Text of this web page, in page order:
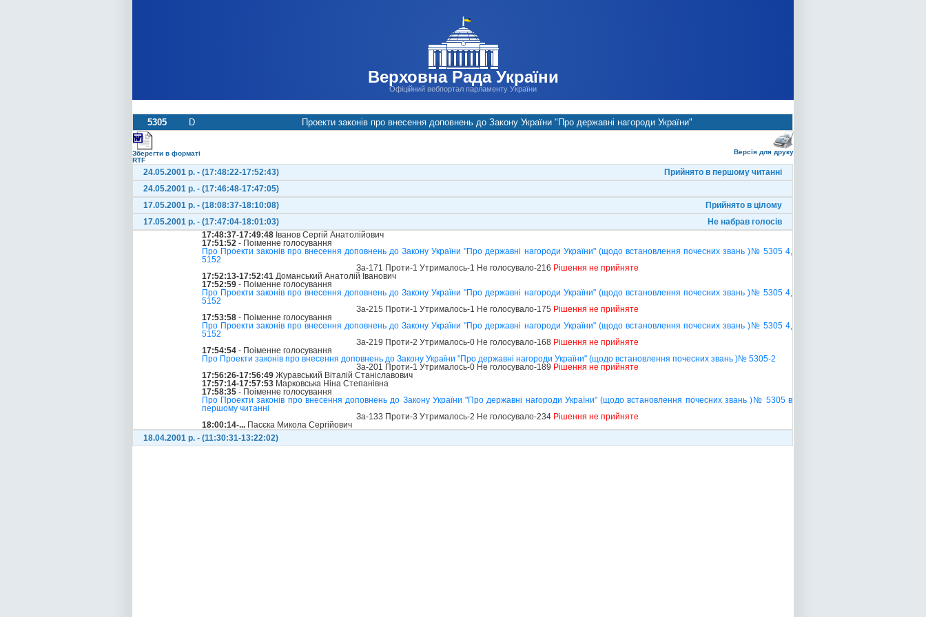
Верховна Рада України
Офіційний вебпортал парламенту України
5305 D Проекти законів про внесення доповнень до Закону України "Про державні нагороди України"
Зберегти в форматі
RTF
Версія для друку
24.05.2001 р. - (17:48:22-17:52:43)
Прийнято в першому читанні
24.05.2001 р. - (17:46:48-17:47:05)
17.05.2001 р. - (18:08:37-18:10:08)
Прийнято в цілому
17.05.2001 р. - (17:47:04-18:01:03)
Не набрав голосів
17:48:37-17:49:48 Іванов Сергій Анатолійович
17:51:52 - Поіменне голосування
Про Проекти законів про внесення доповнень до Закону України "Про державні нагороди України" (щодо встановлення почесних звань )№ 5305 4,
5152
За-171 Проти-1 Утрималось-1 Не голосувало-216 Рішення не прийняте
17:52:13-17:52:41 Доманський Анатолій Іванович
17:52:59 - Поіменне голосування
Про Проекти законів про внесення доповнень до Закону України "Про державні нагороди України" (щодо встановлення почесних звань )№ 5305 4,
5152
За-215 Проти-1 Утрималось-1 Не голосувало-175 Рішення не прийняте
17:53:58 - Поіменне голосування
Про Проекти законів про внесення доповнень до Закону України "Про державні нагороди України" (щодо встановлення почесних звань )№ 5305 4,
5152
За-219 Проти-2 Утрималось-0 Не голосувало-168 Рішення не прийняте
17:54:54 - Поіменне голосування
Про Проекти законів про внесення доповнень до Закону України "Про державні нагороди України" (щодо встановлення почесних звань )№ 5305-2
За-201 Проти-1 Утрималось-0 Не голосувало-189 Рішення не прийняте
17:56:26-17:56:49 Журавський Віталій Станіславович
17:57:14-17:57:53 Марковська Ніна Степанівна
17:58:35 - Поіменне голосування
Про Проекти законів про внесення доповнень до Закону України "Про державні нагороди України" (щодо встановлення почесних звань )№ 5305 в
першому читанні
За-133 Проти-3 Утрималось-2 Не голосувало-234 Рішення не прийняте
18:00:14-... Пасєка Микола Сергійович
18.04.2001 р. - (11:30:31-13:22:02)